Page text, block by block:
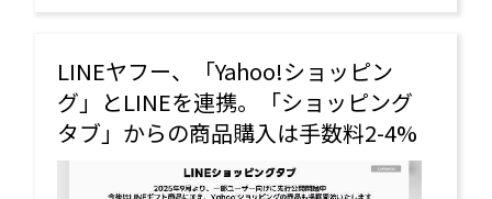
LINEヤフー、「Yahoo!ショッピン
グ」とLINEを連携。「ショッピング
タブ」からの商品購入は手数料2-4%